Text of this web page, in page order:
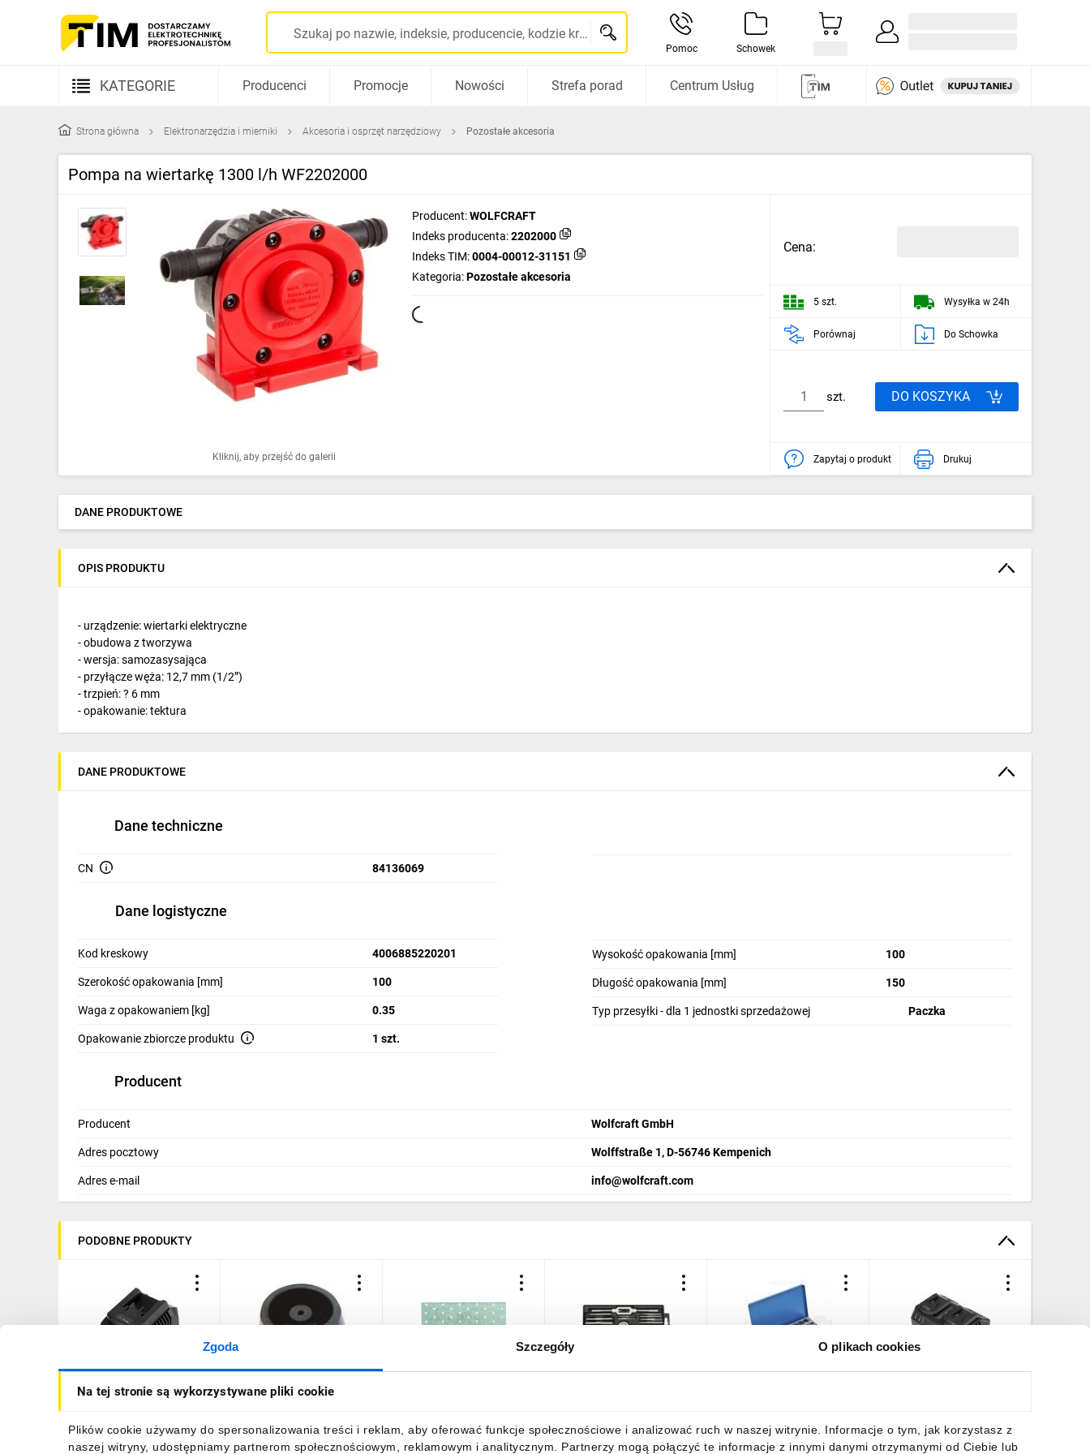
Zgoda Szczegóły O plikach cookies
Na tej stronie są wykorzystywane pliki cookie
Plików cookie używamy do spersonalizowania treści i reklam, aby oferować funkcje społecznościowe i analizować ruch w naszej witrynie. Informacje o tym, jak korzystasz z
naszej witryny, udostępniamy partnerom społecznościowym, reklamowym i analitycznym. Partnerzy mogą połączyć te informacje z innymi danymi otrzymanymi od Ciebie lub
Szukaj po nazwie, indeksie, producencie, kodzie kreskowym...
Pomoc Schowek
KATEGORIE
Kable i przewody
Rozdzielnice i obudowy
Elementy prowadzenia kabli
Fotowoltaika
Gniazda i łączniki
Ogrzewanie
Elektronarzędzia i mierniki
Pneumatyka
Dom i ogród
Klimatyzacja
Odzież ochronna i BHP
Elektronika
Producenci Promocje Nowości Strefa porad Centrum Usług
Strona główna Elektronarzędzia i mierniki Akcesoria i osprzęt narzędziowy Pozostałe akcesoria
Pompa na wiertarkę 1300 l/h WF2202000
Kliknij, aby przejść do galerii
Producent:WOLFCRAFT
Indeks producenta:2202000
Indeks TIM:0004-00012-31151
Kategoria:Pozostałe akcesoria
Cena:
5 szt. Wysyłka w 24h
Porównaj Do Schowka
szt. DO KOSZYKA
Zapytaj o produkt Drukuj
DANE PRODUKTOWE
OPIS PRODUKTU
- urządzenie: wiertarki elektryczne
- obudowa z tworzywa
- wersja: samozasysająca
- przyłącze węża: 12,7 mm (1/2”)
- trzpień: ? 6 mm
- opakowanie: tektura
DANE PRODUKTOWE
Dane techniczne
CN 84136069
Dane logistyczne
Kod kreskowy 4006885220201
Szerokość opakowania [mm] 100
Waga z opakowaniem [kg] 0.35
Opakowanie zbiorcze produktu 1 szt.
Wysokość opakowania [mm] 100
Długość opakowania [mm] 150
Typ przesyłki - dla 1 jednostki sprzedażowej Paczka
Producent
Producent Wolfcraft GmbH
Adres pocztowy Wolffstraße 1, D-56746 Kempenich
Adres e-mail info@wolfcraft.com
PODOBNE PRODUKTY
Ładowarka do
akumulatorów Energy+
58G002-1
62,66 złbrutto
Osłona przeciwpyłowa do
wierteł i dłut SDS-PLUS
14,07 zł brutto 9,45 złbrutto 108,87 złbrutto 267,34 złbrutto
GRAPHITE 58G085-1
132,50 zł brutto